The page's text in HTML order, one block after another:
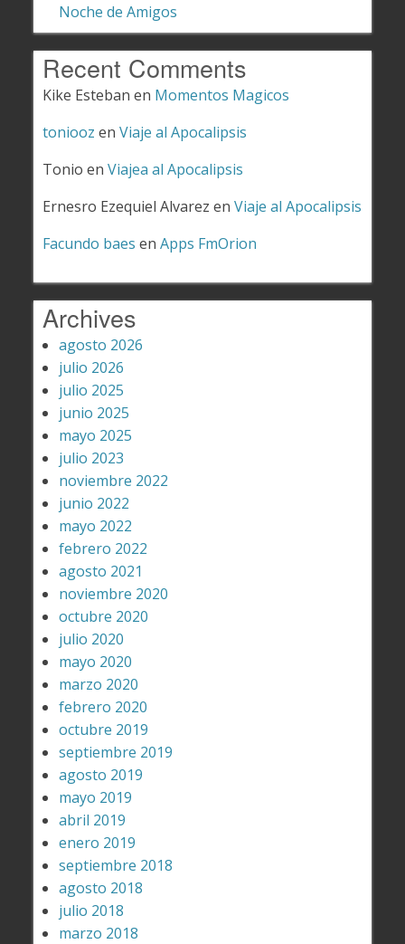
Noche de Amigos
Recent Comments
Kike Esteban en Momentos Magicos
toniooz enViaje al Apocalipsis
Tonio enViajea al Apocalipsis
Ernesro Ezequiel Alvarez enViaje al Apocalipsis
Facundo baes enApps FmOrion
Archives
agosto 2026
julio 2026
julio 2025
junio 2025
mayo 2025
julio 2023
noviembre 2022
junio 2022
mayo 2022
febrero 2022
agosto 2021
noviembre 2020
octubre 2020
julio 2020
mayo 2020
marzo 2020
febrero 2020
octubre 2019
septiembre 2019
agosto 2019
mayo 2019
abril 2019
enero 2019
septiembre 2018
agosto 2018
julio 2018
marzo 2018